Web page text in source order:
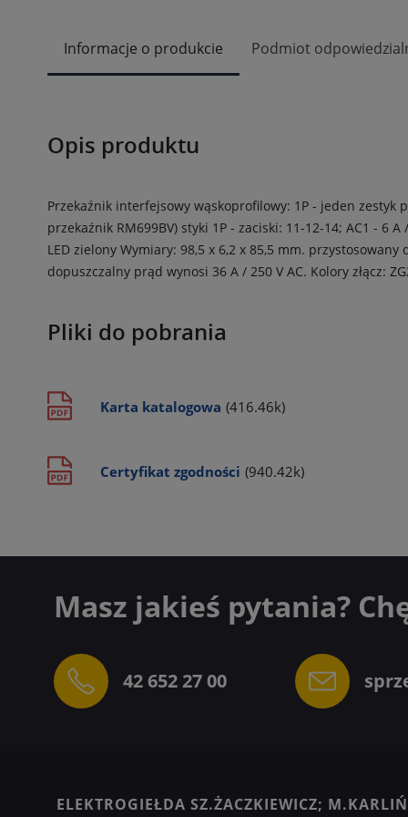
Informacje o produkcie Podmiot
Opis produktu
Przekaźnik interfejsowy wąskoprofilowy: 1P - jeden zestyk
przekaźnik RM699BV) styki 1P - zaciski: 11-12-14; AC1 - 6 A
LED zielony Wymiary: 98,5 x 6,2 x 85,5 mm. przystosowany
dopuszczalny prąd wynosi 36 A / 250 V AC. Kolory złącz:
Pliki do pobrania
Karta katalogowa (416.46k)
Certyfikat zgodności (940.42k)
Masz jakieś pytania?
42 652 27 00
ELEKTROGIEŁDA SZ.ŻACZKIEWICZ;